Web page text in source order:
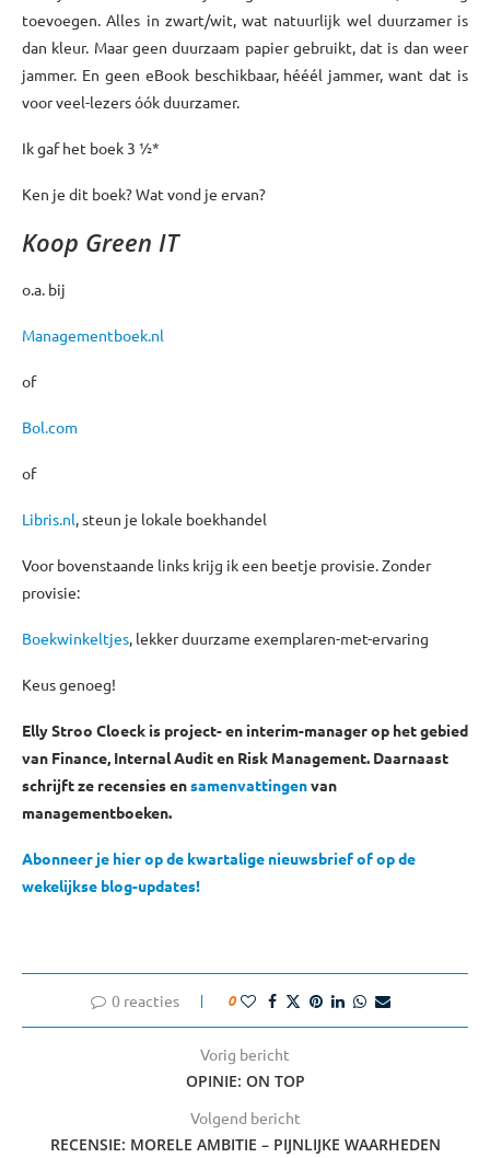
toevoegen. Alles in zwart/wit, wat natuurlijk wel duurzamer is
dan kleur. Maar geen duurzaam papier gebruikt, dat is dan weer
jammer. En geen eBook beschikbaar, hééél jammer, want dat is
voor veel-lezers óók duurzamer.
Ik gaf het boek 3 ½*
Ken je dit boek? Wat vond je ervan?
Koop Green IT
o.a. bij
Managementboek.nl
of
Bol.com
of
Libris.nl, steun je lokale boekhandel
Voor bovenstaande links krijg ik een beetje provisie. Zonder
provisie:
Boekwinkeltjes, lekker duurzame exemplaren-met-ervaring
Keus genoeg!
Elly Stroo Cloeck is project- en interim-manager op het gebied
van Finance, Internal Audit en Risk Management. Daarnaast
schrijft ze recensies ensamenvattingenvan
managementboeken.
Abonneer je hier op de kwartalige nieuwsbrief of op de
wekelijkse blog-updates!
0 reacties 0
Vorig bericht
OPINIE: ON TOP
Volgend bericht
RECENSIE: MORELE AMBITIE – PIJNLIJKE WAARHEDEN